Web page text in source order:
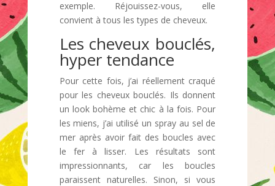
exemple. Réjouissez-vous, elle
convient à tous les types de cheveux.
Les cheveux bouclés,
hyper tendance
Pour cette fois, j’ai réellement craqué
pour les cheveux bouclés. Ils donnent
un look bohème et chic à la fois. Pour
les miens, j’ai utilisé un spray au sel de
mer après avoir fait des boucles avec
le fer à lisser. Les résultats sont
impressionnants, car les boucles
paraissent naturelles. Sinon, si vous